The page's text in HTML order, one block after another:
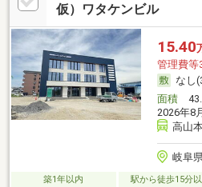
仮）ワタケンビル
15.40
管理費等
なし
面積
2026年8
高山
岐阜
築1年以内 駅から徒歩15分